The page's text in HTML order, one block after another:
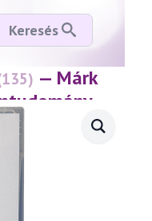
Keresés
— Márk